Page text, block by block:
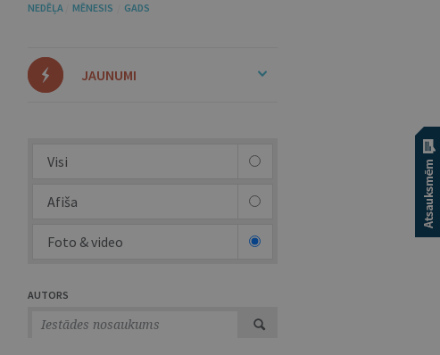
NEDĒĻA MĒNESIS GADS
JAUNUMI
Visi
Afiša
Foto & video
AUTORS